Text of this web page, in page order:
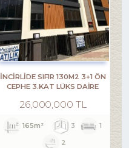
İNCİRLİDE SIFIR 130M2 3+1 ÖN
CEPHE 3.KAT LÜKS DAİRE
26,000,000 TL
165m² 3
1
2